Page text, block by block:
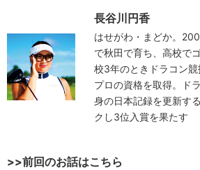
長谷川円香
はせがわ・まどか。
で秋田で育ち、高校で
校3年のときドラコン
プロの資格を取得。ド
身の日本記録を更新す
クし3位入賞を果たす
>>前回のお話はこちら